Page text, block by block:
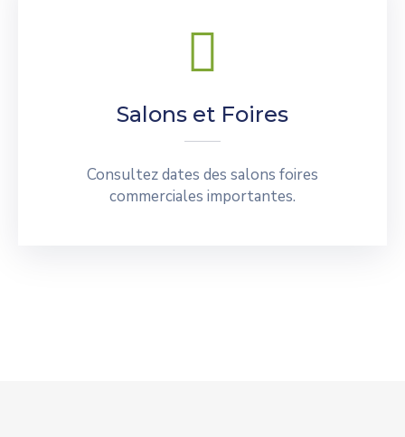
Salons et Foires
Consultez dates des salons foires
commerciales importantes.